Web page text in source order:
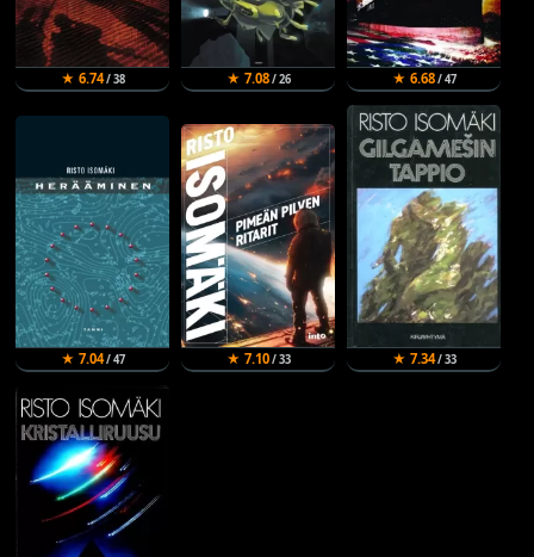
★ 6.74/ 38 ★ 7.08/ 26 ★ 6.68/ 47
★ 7.04/ 47 ★ 7.10/ 33 ★ 7.34/ 33